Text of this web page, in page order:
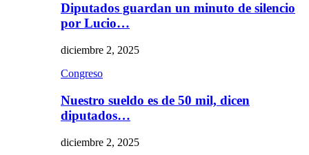
Diputados guardan un minuto de silencio
por Lucio…
diciembre 2, 2025
Congreso
Nuestro sueldo es de 50 mil, dicen
diputados…
diciembre 2, 2025